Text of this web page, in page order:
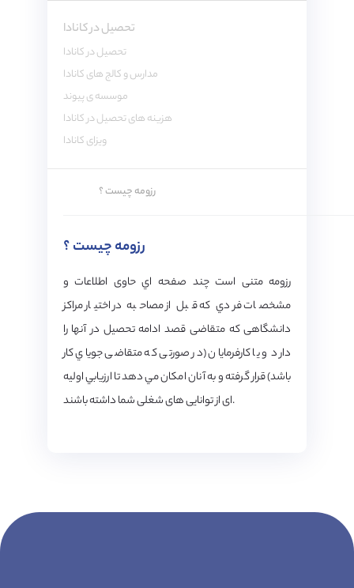
تحصیل در کانادا
تحصیل در کانادا
مدارس و کالج های کانادا
موسسه ی پیوند
هزینه های تحصیل در کانادا
ویزای کانادا
رزومه چیست ؟
رزومه چیست ؟
رزومه متنی است چند صفحه اي حاوی اطلاعات و
مشخصات فردي كه قبل از مصاحبه در اختيار مراکز
دانشگاهی که متقاضی قصد ادامه تحصيل در آنها را
دارد و يا كارفرمايان (در صورتی که متقاضی جوياي کار
باشد) قرار گرفته و به آنان امكان مي دهد تا ارزيابي اوليه
ای از توانايی های شغلی شما داشته باشند.